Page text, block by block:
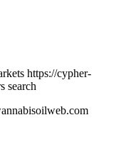
https://cypher-
search